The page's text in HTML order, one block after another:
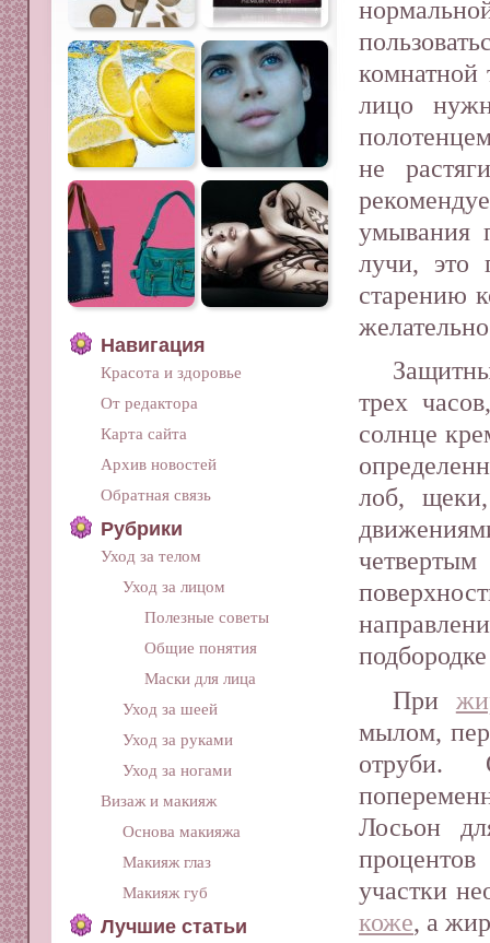
комнатной
лицо
не
умывания
лучи, это
старению
трех
солнце
лоб,
При
мылом,
отруби.
Лосьон
участки
коже, а
Навигация
Красота и здоровье
От редактора
Карта сайта
Архив новостей
Обратная связь
Рубрики
Уход за телом
Уход за лицом
Полезные советы
Общие понятия
Маски для лица
Уход за шеей
Уход за руками
Уход за ногами
Визаж и макияж
Основа макияжа
Макияж глаз
Макияж губ
Лучшие статьи